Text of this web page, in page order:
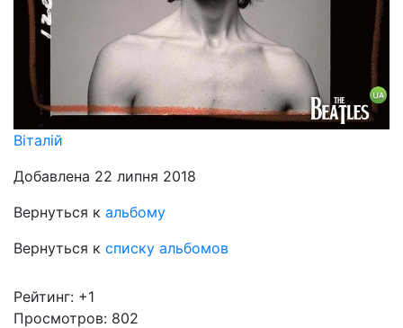
Віталій
Добавлена 22 липня 2018
Вернуться к альбому
Вернуться к списку альбомов
Рейтинг: +1
Просмотров: 802